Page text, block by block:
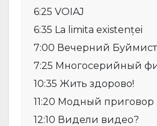
6:25 VOIAJ
6:35 La limita existenței
7:00 Вечерний
7:25 Многосерийный
10:35 Жить здорово!
11:20 Модный приговор
12:10 Видели видео?